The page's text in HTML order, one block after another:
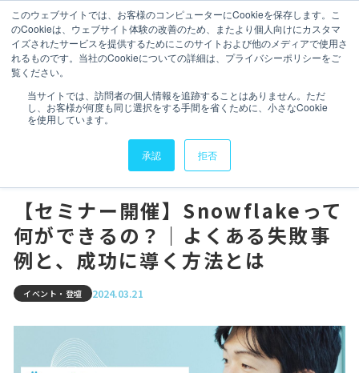
このウェブサイトでは、お客様のコンピューターにCookieを保存します。こ
のCookieは、ウェブサイト体験の改善のため、またより個人向けにカスタマ
イズされたサービスを提供するためにこのサイトおよび他のメディアで使用さ
れるものです。当社のCookieについての詳細は、プライバシーポリシーをご
覧ください。
当サイトでは、訪問者の個人情報を追跡することはありません。ただ
し、お客様が何度も同じ選択をする手間を省くために、小さなCookie
を使用しています。
承認 拒否
会社情報
サービス
セミナーアーカイブ
データスペシャリスト
IR情報
ニュース
採用情報
会社情報
セミナーアーカイブ
データスペシャリスト
IR情報
TOP ニュース
イベント・登壇
【セミナー開催】Snowflakeって何ができるの？｜よくある
【セミナー開催】Snowflakeって
何ができるの？｜よくある失敗事
例と、成功に導く方法とは
イベント・登壇 2024.03.21